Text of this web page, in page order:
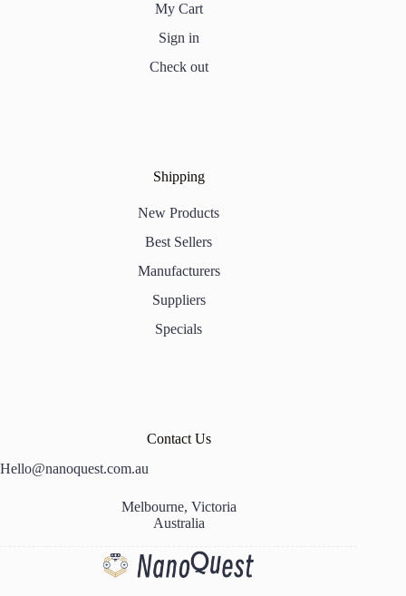
My Cart
Sign in
Check out
Shipping
New Products
Best Sellers
Manufacturers
Suppliers
Specials
Contact Us
Hello@nanoquest.com.au
Melbourne, Victoria
Australia